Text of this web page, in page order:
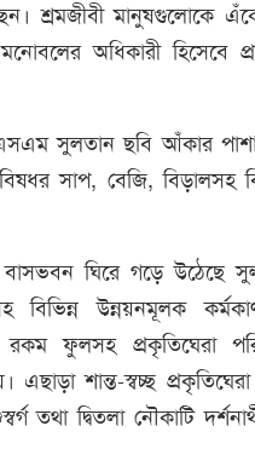
শ্রমজীবী মানুষগুলোকে
অধিকারী হিসেবে
এসএম সুলতান ছবি আঁকার
সাপ, বেজি, বিড়ালসহ
ঘিরে গড়ে উঠেছে
বিভিন্ন উন্নয়নমূলক
রকম ফুলসহ প্রকৃতিঘেরা
শান্ত-স্বচ্ছ প্রকৃতিঘেরা
তথা দ্বিতলা নৌকাটি